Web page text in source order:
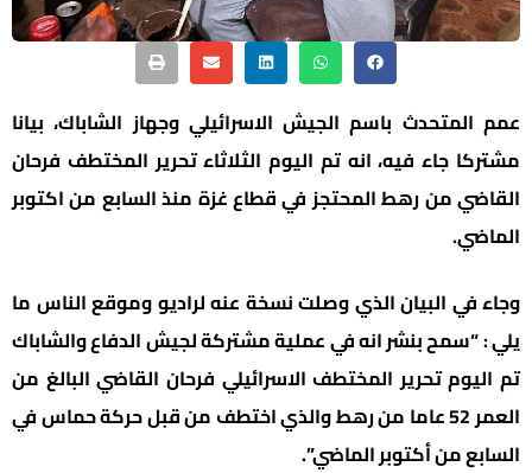
عمم المتحدث باسم الجيش الاسرائيلي وجهاز الشاباك، بيانا
مشتركا جاء فيه، انه تم اليوم الثلاثاء تحرير المختطف فرحان
القاضي من رهط المحتجز في قطاع غزة منذ السابع من اكتوبر
الماضي.
وجاء في البيان الذي وصلت نسخة عنه لراديو وموقع الناس ما
يلي : “سمح بنشر انه في عملية مشتركة لجيش الدفاع والشاباك
تم اليوم تحرير المختطف الاسرائيلي فرحان القاضي البالغ من
العمر 52 عاما من رهط والذي اختطف من قبل حركة حماس في
السابع من أكتوبر الماضي”.